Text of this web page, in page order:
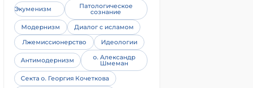
Экуменизм
Патологическое
сознание
Модернизм
Диалог с исламом
Лжемиссионерство
Идеологии
Антимодернизм
о. Александр
Шмеман
Секта о. Георгия Кочеткова